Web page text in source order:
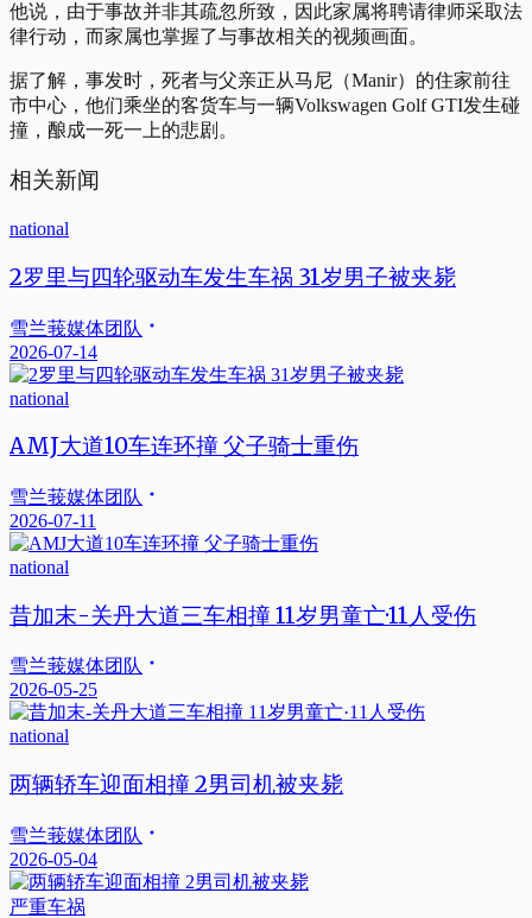
他说，由于事故并非其疏忽所致，因此家属将聘请律师采取法
律行动，而家属也掌握了与事故相关的视频画面。
据了解，事发时，死者与父亲正从马尼（Manir）的住家前往
市中心，他们乘坐的客货车与一辆Volkswagen Golf GTI发生碰
撞，酿成一死一上的悲剧。
相关新闻
national
2罗里与四轮驱动车发生车祸 31岁男子被夹毙
雪兰莪媒体团队
2026-07-14
national
AMJ大道10车连环撞 父子骑士重伤
雪兰莪媒体团队
2026-07-11
national
昔加末-关丹大道三车相撞 11岁男童亡·11人受伤
雪兰莪媒体团队
2026-05-25
national
两辆轿车迎面相撞 2男司机被夹毙
雪兰莪媒体团队
2026-05-04
严重车祸